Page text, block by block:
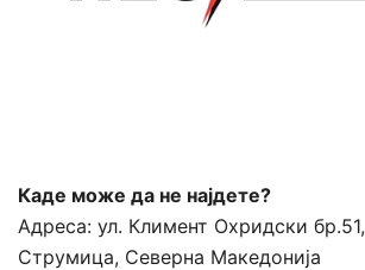
Каде може да не најдете?
Адреса: ул. Климент Охридски бр.51,
Струмица, Северна Македонија